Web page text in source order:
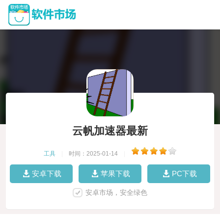
云帆加速器最新
工具 时间：2025-01-14
安卓下载 苹果下载 PC下载
安卓市场，安全绿色